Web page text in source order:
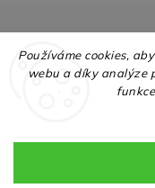
Používáme cookies,
webu a díky analýze
Copyright 2026